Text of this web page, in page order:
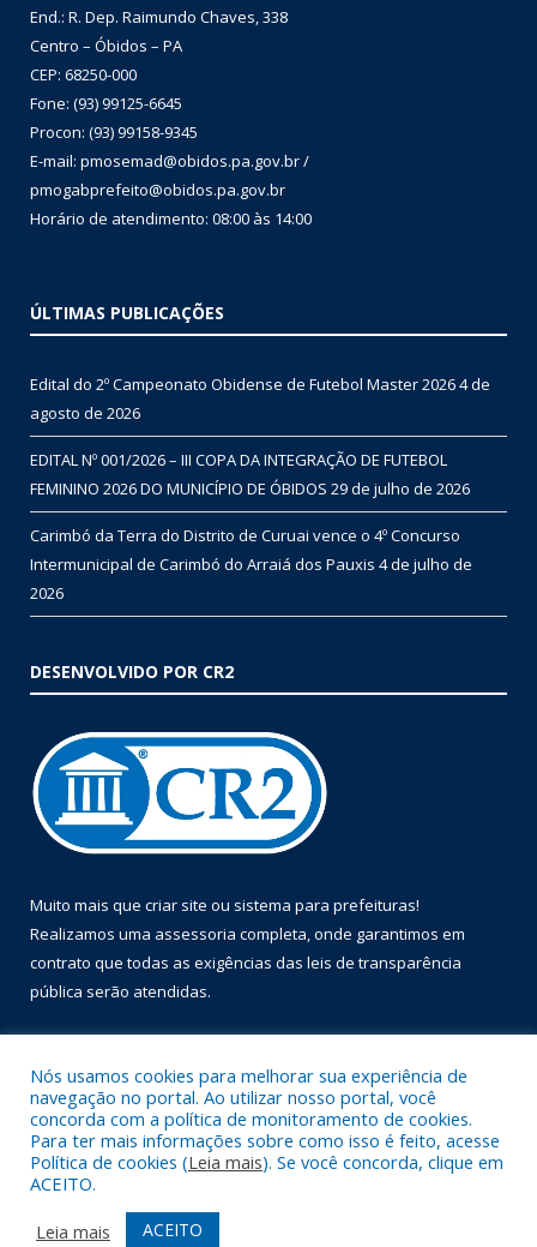
End.: R. Dep. Raimundo Chaves, 338
Centro – Óbidos – PA
CEP: 68250-000
Fone: (93) 99125-6645
Procon: (93) 99158-9345
E-mail: pmosemad@obidos.pa.gov.br /
pmogabprefeito@obidos.pa.gov.br
Horário de atendimento: 08:00 às 14:00
ÚLTIMAS PUBLICAÇÕES
Edital do 2º Campeonato Obidense de Futebol Master 20264 de
agosto de 2026
EDITAL Nº 001/2026 – III COPA DA INTEGRAÇÃO DE FUTEBOL
FEMININO 2026 DO MUNICÍPIO DE ÓBIDOS 29 de julho de 2026
Carimbó da Terra do Distrito de Curuai vence o 4º Concurso
Intermunicipal de Carimbó do Arraiá dos Pauxis 4 de julho de
2026
DESENVOLVIDO POR CR2
Muito mais que criar site ou sistema para prefeituras!
Realizamos uma assessoria completa, onde garantimos em
contrato que todas as exigências das leis de transparência
pública serão atendidas.
Todos os direitos reservados a Prefeitura Municipal de Óbidos.
Mapa do Site
Acessar Área Administrativa
Nós usamos cookies para melhorar sua experiência de
navegação no portal. Ao utilizar nosso portal, você
concorda com a política de monitoramento de cookies.
Para ter mais informações sobre como isso é feito, acesse
Política de cookies (Leia mais). Se você concorda, clique em
ACEITO.
Leia mais
ACEITO